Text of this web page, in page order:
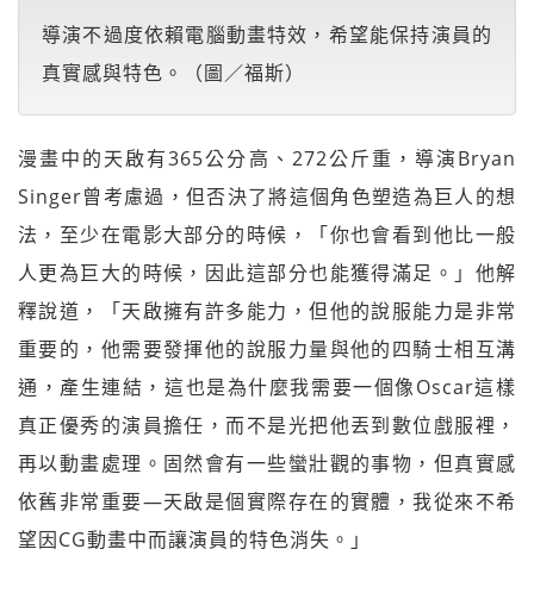
導演不過度依賴電腦動畫特效，希望能保持演員的
真實感與特色。（圖／福斯）
漫畫中的天啟有365公分高、272公斤重，導演Bryan
Singer曾考慮過，但否決了將這個角色塑造為巨人的想
法，至少在電影大部分的時候，「你也會看到他比一般
人更為巨大的時候，因此這部分也能獲得滿足。」他解
釋說道，「天啟擁有許多能力，但他的說服能力是非常
重要的，他需要發揮他的說服力量與他的四騎士相互溝
通，產生連結，這也是為什麼我需要一個像Oscar這樣
真正優秀的演員擔任，而不是光把他丟到數位戲服裡，
再以動畫處理。固然會有一些蠻壯觀的事物，但真實感
依舊非常重要—天啟是個實際存在的實體，我從來不希
望因CG動畫中而讓演員的特色消失。」